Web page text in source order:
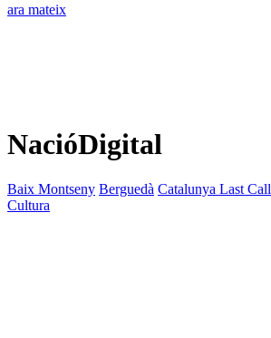
ara mateix
NacióDigital
Baix Montseny Berguedà Catalunya Last Call
Cultura